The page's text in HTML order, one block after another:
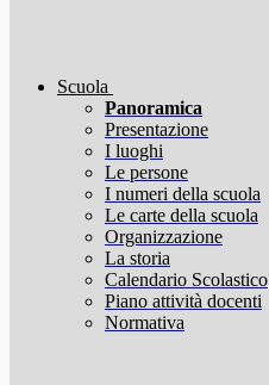
Scuola
Panoramica
Presentazione
I luoghi
Le persone
I numeri della scuola
Le carte della scuola
Organizzazione
La storia
Calendario Scolastico
Piano attività docenti
Normativa